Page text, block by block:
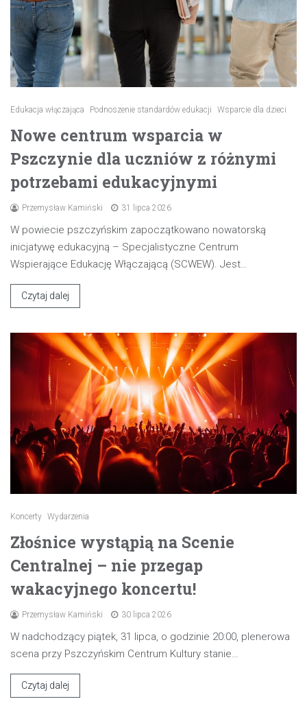
Edukacja włączająca Podnoszenie standardów edukacji Wsparcie dla dzieci
Nowe centrum wsparcia w
Pszczynie dla uczniów z różnymi
potrzebami edukacyjnymi
Przemysław Kamiński 31 lipca 2026
W powiecie pszczyńskim zapoczątkowano nowatorską
inicjatywę edukacyjną – Specjalistyczne Centrum
Wspierające Edukację Włączającą (SCWEW). Jest…
Czytaj dalej
Koncerty Wydarzenia
Złośnice wystąpią na Scenie
Centralnej – nie przegap
wakacyjnego koncertu!
Przemysław Kamiński 30 lipca 2026
W nadchodzący piątek, 31 lipca, o godzinie 20:00, plenerowa
scena przy Pszczyńskim Centrum Kultury stanie…
Czytaj dalej